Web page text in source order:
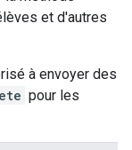
et d'autres
à envoyer des
pour les